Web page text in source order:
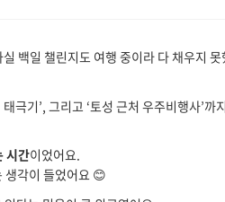
백일 챌린지도 여행 중이라 다 채우지
태극기’, 그리고 ‘토성 근처 우주비행사
시간이었어요.
생각이 들었어요 😊